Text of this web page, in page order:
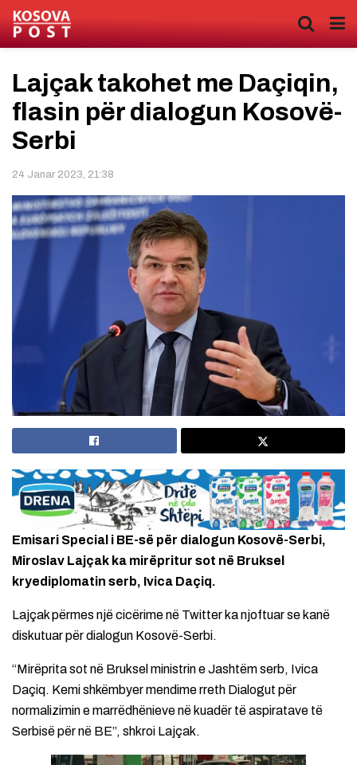
​Lajçak takohet me Daçiqin,
flasin për dialogun Kosovë-
Serbi
24 Janar 2023, 21:38
Emisari Special i BE-së për dialogun Kosovë-Serbi,
Miroslav Lajçak ka mirëpritur sot në Bruksel
kryediplomatin serb, Ivica Daçiq.
Lajçak përmes një cicërime në Twitter ka njoftuar se kanë
diskutuar për dialogun Kosovë-Serbi.
“Mirëprita sot në Bruksel ministrin e Jashtëm serb, Ivica
Daçiq. Kemi shkëmbyer mendime rreth Dialogut për
normalizimin e marrëdhënieve në kuadër të aspiratave të
Serbisë për në BE”, shkroi Lajçak.